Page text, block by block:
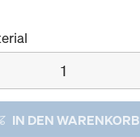
IN DEN WARENKORB